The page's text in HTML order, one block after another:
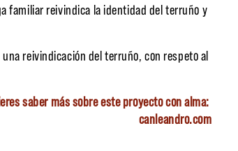
familiar reivindica la identidad del terruño y
reivindicación del terruño, con respeto al
saber más sobre este proyecto con alma:
canleandro.com